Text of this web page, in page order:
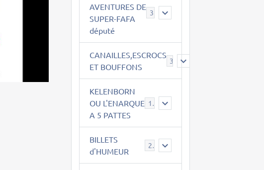
AVENTURES DE
SUPER-FAFA
député
CANAILLES,ESCROCS
ET BOUFFONS
385
KELENBORN
OU L'ENARQUE
A 5 PATTES
14
BILLETS
d'HUMEUR
2